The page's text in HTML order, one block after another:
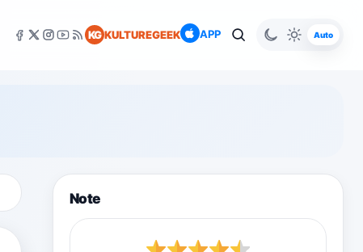
KG KULTUREGEEK APP Auto
Note